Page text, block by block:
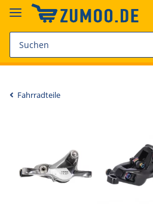
Fahrradteile